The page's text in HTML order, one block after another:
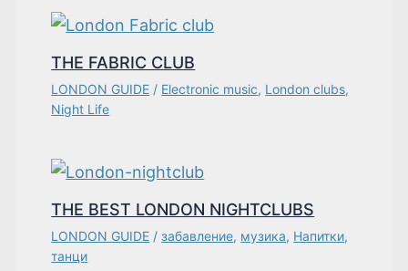
THE FABRIC CLUB
LONDON GUIDE / Electronic music, London clubs,
Night Life
THE BEST LONDON NIGHTCLUBS
LONDON GUIDE /забавление, музика, Напитки,
танци